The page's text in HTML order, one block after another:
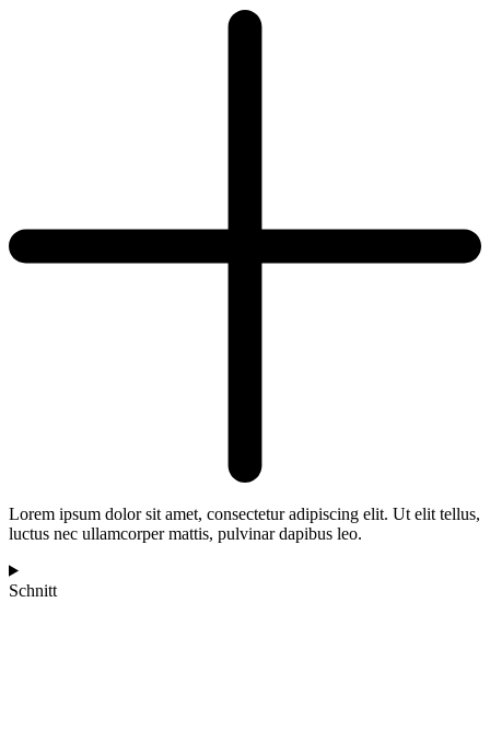
Lorem ipsum dolor sit amet, consectetur adipiscing elit. Ut elit tellus,
luctus nec ullamcorper mattis, pulvinar dapibus leo.
Schnitt